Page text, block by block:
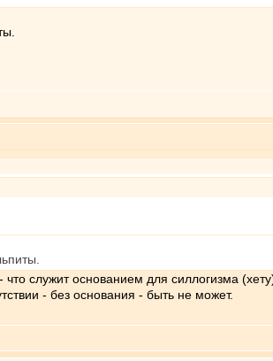
служит основанием для силлогизма
- без основания - быть не может.